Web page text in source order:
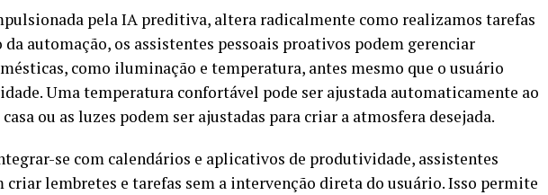
pela IA preditiva, altera radicalmente como realizamos tarefas
da automação, os assistentes pessoais proativos podem gerenciar
como iluminação e temperatura, antes mesmo que o usuário
Uma temperatura confortável pode ser ajustada automaticamente ao
ou as luzes podem ser ajustadas para criar a atmosfera desejada.
se com calendários e aplicativos de produtividade, assistentes
criar lembretes e tarefas sem a intervenção direta do usuário. Isso permite